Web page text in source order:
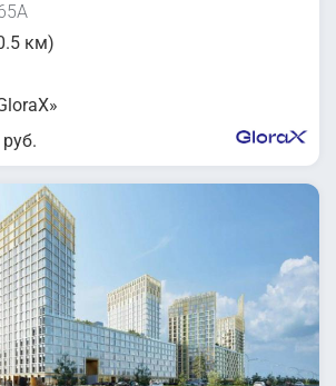
км)
руб.